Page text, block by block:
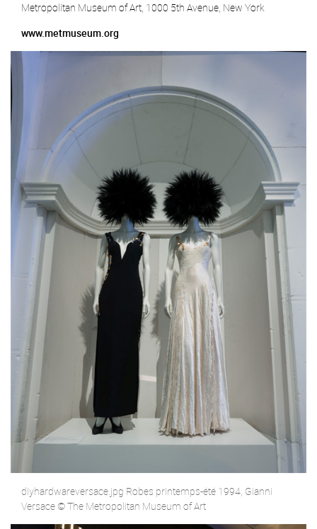
Metropolitan Museum of Art, 1000 5th Avenue, New York
www.metmuseum.org
diyhardwareversace.jpg Robes printemps-été 1994, Gianni
Versace © The Metropolitan Museum of Art